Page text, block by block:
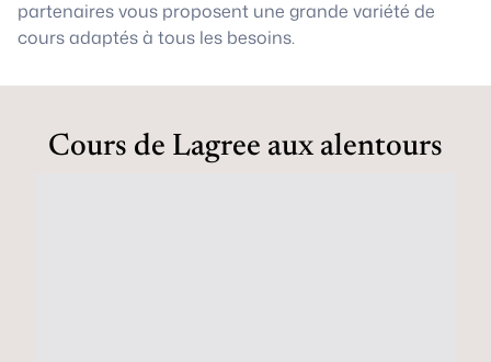
partenaires vous proposent une grande variété de
cours adaptés à tous les besoins.
Cours de Lagree aux alentours